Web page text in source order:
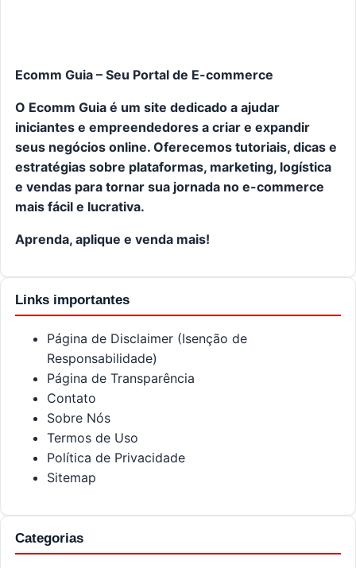
Ecomm Guia – Seu Portal de E-commerce
O Ecomm Guia é um site dedicado a ajudar
iniciantes e empreendedores a criar e expandir
seus negócios online. Oferecemos tutoriais, dicas e
estratégias sobre plataformas, marketing, logística
e vendas para tornar sua jornada no e-commerce
mais fácil e lucrativa.
Aprenda, aplique e venda mais!
Links importantes
Página de Disclaimer (Isenção de
Responsabilidade)
Página de Transparência
Contato
Sobre Nós
Termos de Uso
Política de Privacidade
Sitemap
Categorias